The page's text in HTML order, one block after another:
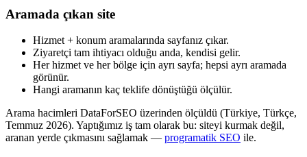
Aramada çıkan site
Hizmet + konum aramalarında sayfanız çıkar.
Ziyaretçi tam ihtiyacı olduğu anda, kendisi gelir.
Her hizmet ve her bölge için ayrı sayfa; hepsi ayrı aramada
görünür.
Hangi aramanın kaç teklife dönüştüğü ölçülür.
Arama hacimleri DataForSEO üzerinden ölçüldü (Türkiye, Türkçe,
Temmuz 2026). Yaptığımız iş tam olarak bu: siteyi kurmak değil,
aranan yerde çıkmasını sağlamak — programatik SEO ile.